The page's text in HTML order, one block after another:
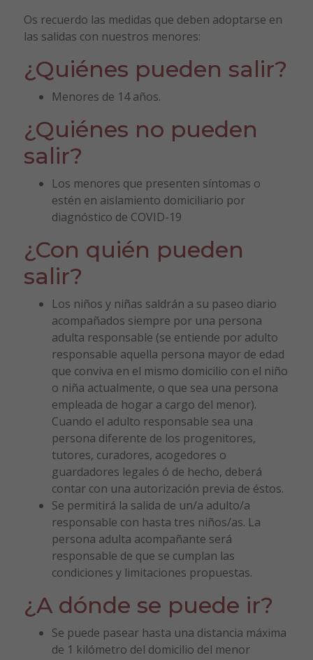
Os recuerdo las medidas que deben adoptarse en
las salidas con nuestros menores:
¿Quiénes pueden salir?
Menores de 14 años.
¿Quiénes no pueden
salir?
Los menores que presenten síntomas o
estén en aislamiento domiciliario por
diagnóstico de COVID-19
¿Con quién pueden
salir?
Los niños y niñas saldrán a su paseo diario
acompañados siempre por una persona
adulta responsable (se entiende por adulto
responsable aquella persona mayor de edad
que conviva en el mismo domicilio con el niño
o niña actualmente, o que sea una persona
empleada de hogar a cargo del menor).
Cuando el adulto responsable sea una
persona diferente de los progenitores,
tutores, curadores, acogedores o
guardadores legales ó de hecho, deberá
contar con una autorización previa de éstos.
Se permitirá la salida de un/a adulto/a
responsable con hasta tres niños/as. La
persona adulta acompañante será
responsable de que se cumplan las
condiciones y limitaciones propuestas.
¿A dónde se puede ir?
Se puede pasear hasta una distancia máxima
de 1 kilómetro del domicilio del menor